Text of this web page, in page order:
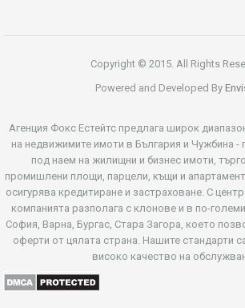
Copyright © 2015. All Rights
Powered and Developed By
Агенция Фокс Естейтс предлага широк
на недвижимите имоти в България и Чужбина -
под наем на жилищни и бизнес имоти,
промишлени площи, парцели, къщи и
осигурява кредитиране и застраховане. С
компанията разполага с клонове и в по-
София, Варна, Бургас, Стара Загора, което
оферти от цялата страна. Нашите стандарти
високо качество на